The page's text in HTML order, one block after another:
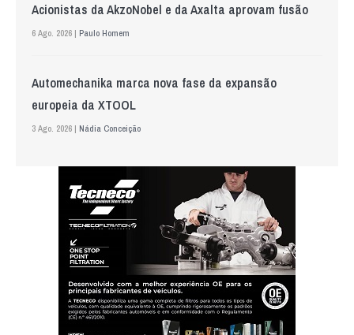
Acionistas da AkzoNobel e da Axalta aprovam fusão
6 Ago. 2026 | Paulo Homem
Automechanika marca nova fase da expansão
europeia da XTOOL
3 Ago. 2026 | Nádia Conceição